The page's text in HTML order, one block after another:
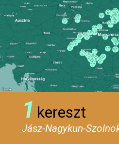
1 kereszt
Jász-Nagykun-